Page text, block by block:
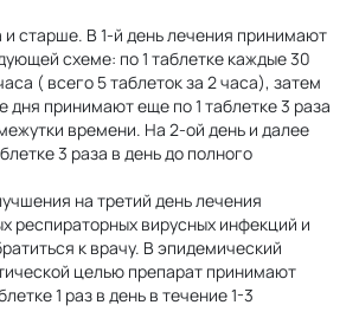
старше. В 1-й день лечения принимают
схеме: по 1 таблетке каждые 30
( всего 5 таблеток за 2 часа), затем
дня принимают еще по 1 таблетке 3 раза
времени. На 2-ой день и далее
3 раза в день до полного
на третий день лечения
респираторных вирусных инфекций и
к врачу. В эпидемический
целью препарат принимают
1 раз в день в течение 1-3